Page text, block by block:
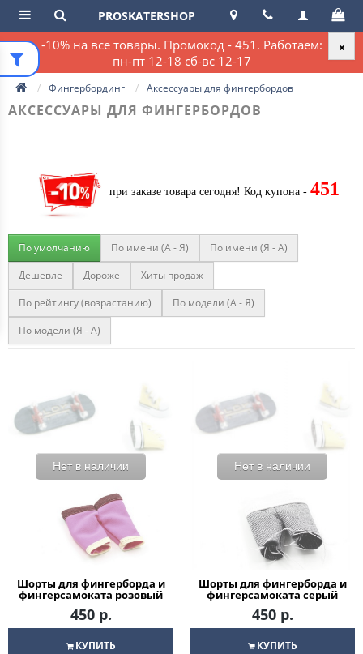
-10% на все товары. Промокод - 451. Работаем:
пн-пт 12-18 сб-вс 12-17
PROSKATERSHOP
Фингербординг Аксессуары для фингербордов
АКСЕССУАРЫ ДЛЯ ФИНГЕРБОРДОВ
при заказе товара сегодня! Код купона - 451
По умолчанию По имени (A - Я)
По имени (Я - A)
Дешевле
Дороже
Хиты продаж
По рейтингу (возрастанию)
По модели (A - Я)
По модели (Я - A)
Нет в наличии
Шорты для фингерборда и
фингерсамоката розовый
450 р.
КУПИТЬ
Нет в наличии
Шорты для фингерборда и
фингерсамоката серый
450 р.
КУПИТЬ